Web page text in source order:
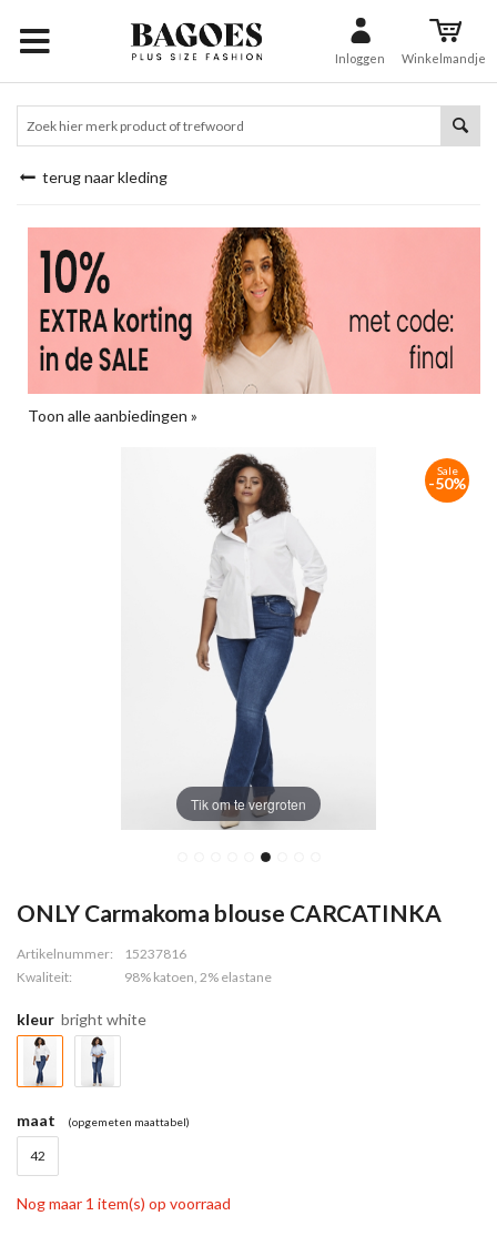
Inloggen Winkelmandje
terug naar kleding
Toon alle aanbiedingen »
Tik om te vergroten
Sale
-50%
ONLY Carmakoma blouse CARCATINKA
Artikelnummer:
15237816
Kwaliteit:
98% katoen, 2% elastane
kleur bright white
maat (opgemeten maattabel)
42
Nog maar 1 item(s) op voorraad